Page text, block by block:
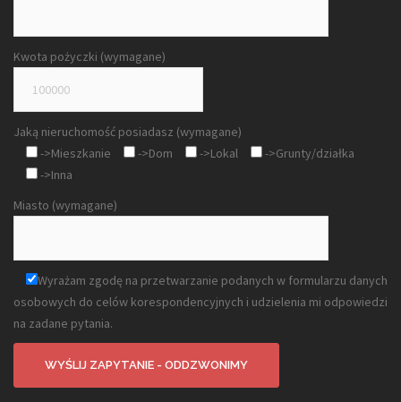
Kwota pożyczki (wymagane)
Jaką nieruchomość posiadasz (wymagane)
->Mieszkanie
->Dom ->Lokal
->Grunty/działka
->Inna
Miasto (wymagane)
Wyrażam zgodę na przetwarzanie podanych w formularzu danych
osobowych do celów korespondencyjnych i udzielenia mi odpowiedzi
na zadane pytania.